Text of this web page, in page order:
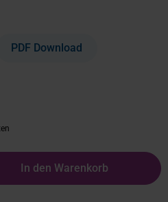
PDF Download
Wert ein oder benutze die Schaltflächen
In den Warenkorb